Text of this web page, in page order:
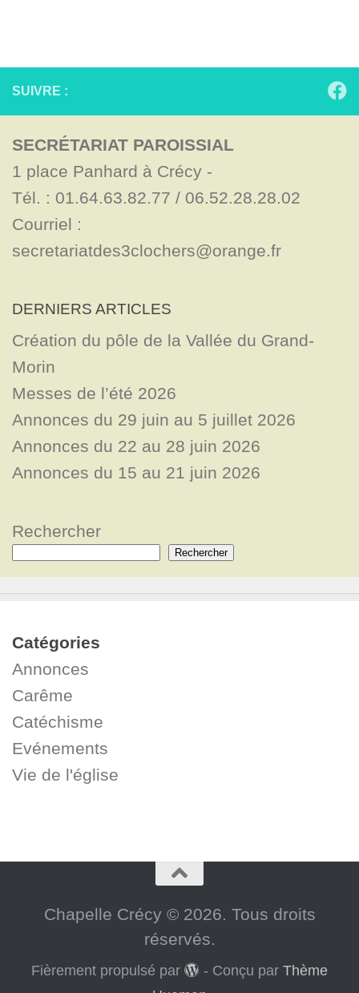
SUIVRE :
SECRÉTARIAT PAROISSIAL
1 place Panhard à Crécy -
Tél. : 01.64.63.82.77 / 06.52.28.28.02
Courriel :
secretariatdes3clochers@orange.fr
DERNIERS ARTICLES
Création du pôle de la Vallée du Grand-
Morin
Messes de l’été 2026
Annonces du 29 juin au 5 juillet 2026
Annonces du 22 au 28 juin 2026
Annonces du 15 au 21 juin 2026
Rechercher
Rechercher
Catégories
Annonces
Carême
Catéchisme
Evénements
Vie de l'église
Chapelle Crécy © 2026. Tous droits
réservés.
Fièrement propulsé par - Conçu par Thème